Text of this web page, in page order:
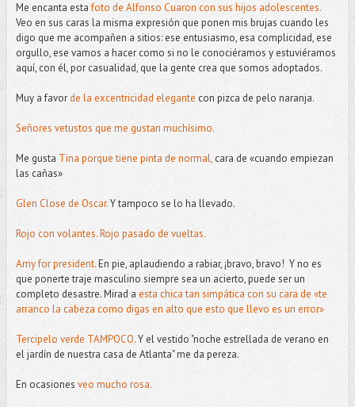
Me encanta estafoto de Alfonso Cuaron con sus hijos adolescentes.
Veo en sus caras la misma expresión que ponen mis brujas cuando les
digo que me acompañen a sitios: ese entusiasmo, esa complicidad, ese
orgullo, ese vamos a hacer como si no le conociéramos y estuviéramos
aquí, con él, por casualidad, que la gente crea que somos adoptados.
Muy a favorde la excentricidad elegante con pizca de pelo naranja.
Señores vetustos que me gustan muchísimo.
Me gusta Tina porque tiene pinta de normal,cara de «cuando empiezan
las cañas»
Glen Close de Oscar.Y tampoco se lo ha llevado.
Rojo con volantes.Rojo pasado de vueltas.
Amy for president.En pie, aplaudiendo a rabiar, ¡bravo, bravo! Y no es
que ponerte traje masculino siempre sea un acierto, puede ser un
completo desastre. Mirad a esta chica tan simpática con su cara de «te
arranco la cabeza como digas en alto que esto que llevo es un error»
Tercipelo verde TAMPOCO.Y el vestido "noche estrellada de verano en
el jardín de nuestra casa de Atlanta" me da pereza.
En ocasiones veo mucho rosa.